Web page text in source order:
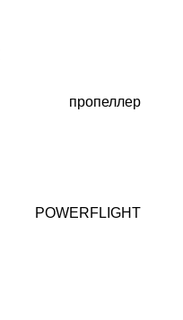
пропеллер
POWERFLIGHT